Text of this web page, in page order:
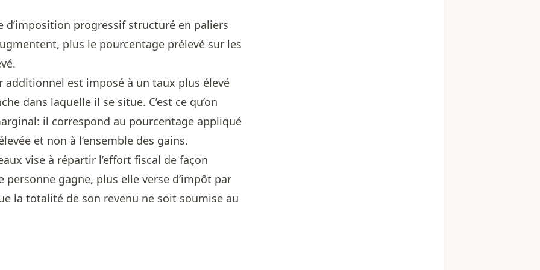
d’imposition progressif structuré en paliers
plus le pourcentage prélevé sur les
additionnel est imposé à un taux plus élevé
dans laquelle il se situe. C’est ce qu’on
il correspond au pourcentage appliqué
et non à l’ensemble des gains.
vise à répartir l’effort fiscal de façon
personne gagne, plus elle verse d’impôt par
la totalité de son revenu ne soit soumise au